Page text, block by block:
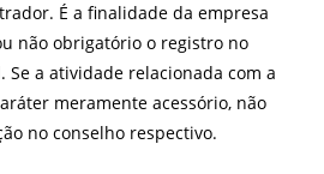
É a finalidade da empresa
não obrigatório o registro no
Se a atividade relacionada com a
meramente acessório, não
no conselho respectivo.